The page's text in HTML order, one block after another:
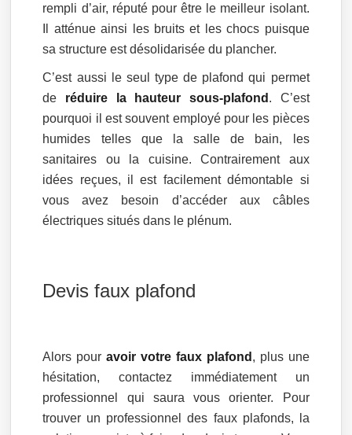
rempli d’air, réputé pour être le meilleur isolant.
Il atténue ainsi les bruits et les chocs puisque
sa structure est désolidarisée du plancher.
C’est aussi le seul type de plafond qui permet
de réduire la hauteur sous-plafond . C’est
pourquoi il est souvent employé pour les pièces
humides telles que la salle de bain, les
sanitaires ou la cuisine. Contrairement aux
idées reçues, il est facilement démontable si
vous avez besoin d’accéder aux câbles
électriques situés dans le plénum.
Devis faux plafond
Alors pouravoir votre faux plafond , plus une
hésitation, contactez immédiatement un
professionnel qui saura vous orienter. Pour
trouver un professionnel des faux plafonds, la